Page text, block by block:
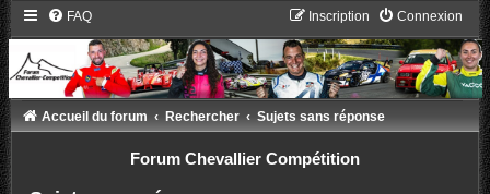
FAQ Connexion
Inscription
Accueil du forum Rechercher Sujets sans réponse
Forum Chevallier Compétition